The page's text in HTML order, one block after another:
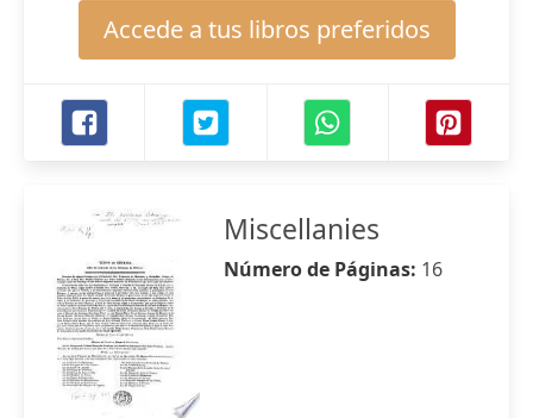
Accede a tus libros preferidos
Miscellanies
Número de Páginas: 16